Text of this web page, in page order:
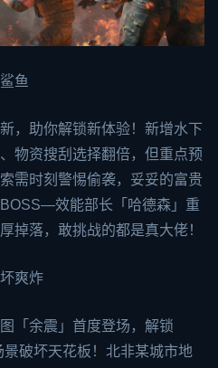
鱼
，助你解锁新体验！新增水下
物资搜刮选择翻倍，但重点预
需时刻警惕偷袭，妥妥的富贵
效能部长「哈德森」重
掉落，敢挑战的都是真大佬！
爽炸
「余震」首度登场，解锁
景破坏天花板！北非某城市地